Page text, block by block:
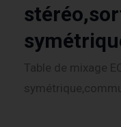
Table de mixage